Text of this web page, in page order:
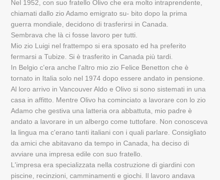
Nel 1952, con suo fratello Olivo che era molto intraprendente,
chiamati dallo zio Adamo emigrato su- bito dopo la prima
guerra mondiale, decidono di trasferirsi in Canada.
Sembrava che là ci fosse lavoro per tutti.
Mio zio Luigi nel frattempo si era sposato ed ha preferito
fermarsi a Tubize. Si è trasferito in Canada più tardi.
In Belgio c'era anche l'altro mio zio Felice Benetton che è
tornato in Italia solo nel 1974 dopo essere andato in pensione.
Al loro arrivo in Vancouver Aldo e Olivo si sono sistemati in una
casa in affitto. Mentre Olivo ha cominciato a lavorare con lo zio
Adamo che gestiva una latteria ora abbattuta, mio padre è
andato a lavorare in un albergo come tuttofare. Non conosceva
la lingua ma c'erano tanti italiani con i quali parlare. Consigliato
da amici che abitavano da tempo in Canada, ha deciso di
avviare una impresa edile con suo fratello.
L'impresa era specializzata nella costruzione di giardini con
piscine, recinzioni, camminamenti e giochi. Il lavoro andava